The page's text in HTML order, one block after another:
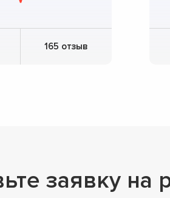
165 отзыв
заявку на